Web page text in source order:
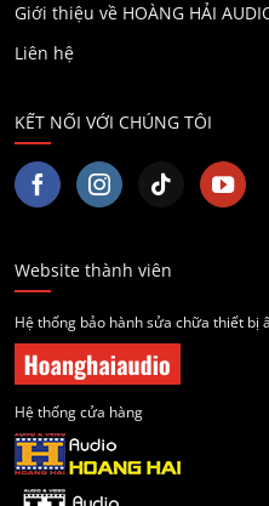
Giới thiệu về HOÀNG HẢI
Liên hệ
KẾT NỐI VỚI CHÚNG TÔI
Website thành viên
Hệ thống bảo hành sửa chữa thiết bị
Hệ thống cửa hàng